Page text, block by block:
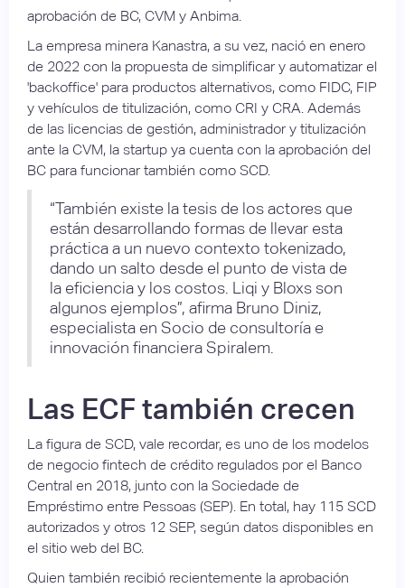
aprobación de BC, CVM y Anbima.
La empresa minera Kanastra, a su vez, nació en enero
de 2022 con la propuesta de simplificar y automatizar el
'backoffice' para productos alternativos, como FIDC, FIP
y vehículos de titulización, como CRI y CRA. Además
de las licencias de gestión, administrador y titulización
ante la CVM, la startup ya cuenta con la aprobación del
BC para funcionar también como SCD.
“También existe la tesis de los actores que
están desarrollando formas de llevar esta
práctica a un nuevo contexto tokenizado,
dando un salto desde el punto de vista de
la eficiencia y los costos. Liqi y Bloxs son
algunos ejemplos”, afirma Bruno Diniz,
especialista en Socio de consultoría e
innovación financiera Spiralem.
Las ECF también crecen
La figura de SCD, vale recordar, es uno de los modelos
de negocio fintech de crédito regulados por el Banco
Central en 2018, junto con la Sociedade de
Empréstimo entre Pessoas (SEP). En total, hay 115 SCD
autorizados y otros 12 SEP, según datos disponibles en
el sitio web del BC.
Quien también recibió recientemente la aprobación